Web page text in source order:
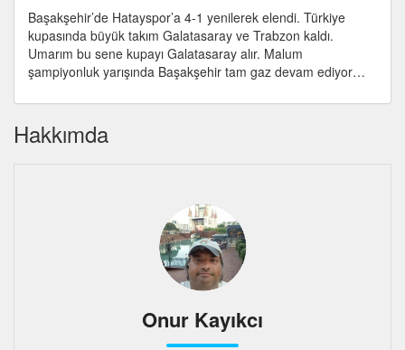
Başakşehir’de Hatayspor’a 4-1 yenilerek elendi. Türkiye
kupasında büyük takım Galatasaray ve Trabzon kaldı.
Umarım bu sene kupayı Galatasaray alır. Malum
şampiyonluk yarışında Başakşehir tam gaz devam ediyor…
Hakkımda
Onur Kayıkcı